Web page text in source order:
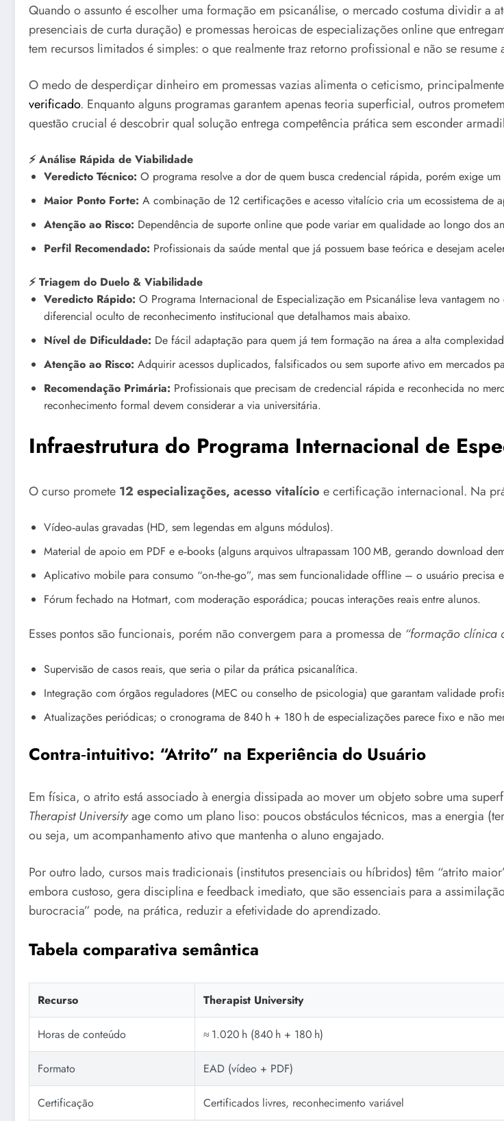
Quando o assunto é escolher uma formação em psicanálise, o mercado costuma dividir
presenciais de curta duração) e promessas heroicas de especializações online que
tem recursos limitados é simples: o que realmente traz retorno profissional e não se
O medo de desperdiçar dinheiro em promessas vazias alimenta o ceticismo,
verificado. Enquanto alguns programas garantem apenas teoria superficial, outros
questão crucial é descobrir qual solução entrega competência prática sem esconder
⚡ Análise Rápida de Viabilidade
Veredicto Técnico: O programa resolve a dor de quem busca credencial rápida, porém exige
Maior Ponto Forte: A combinação de 12 certificações e acesso vitalício cria um ecossistema de
Atenção ao Risco: Dependência de suporte online que pode variar em qualidade ao longo dos
Perfil Recomendado: Profissionais da saúde mental que já possuem base teórica e desejam
⚡ Triagem do Duelo & Viabilidade
Veredicto Rápido: O Programa Internacional de Especialização em Psicanálise leva vantagem
diferencial oculto de reconhecimento institucional que detalhamos mais abaixo.
Nível de Dificuldade: De fácil adaptação para quem já tem formação na área a alta
Atenção ao Risco: Adquirir acessos duplicados, falsificados ou sem suporte ativo em mercados
Recomendação Primária: Profissionais que precisam de credencial rápida e reconhecida no
reconhecimento formal devem considerar a via universitária.
Infraestrutura do Programa Internacional de
O curso promete 12 especializações, acesso vitalício e certificação internacional. Na
Vídeo‑aulas gravadas (HD, sem legendas em alguns módulos).
Material de apoio em PDF e e‑books (alguns arquivos ultrapassam 100 MB, gerando download
Aplicativo mobile para consumo “on‑the‑go”, mas sem funcionalidade offline – o usuário precisa
Fórum fechado na Hotmart, com moderação esporádica; poucas interações reais entre alunos.
Esses pontos são funcionais, porém não convergem para a promessa de “formação clínica
Supervisão de casos reais, que seria o pilar da prática psicanalítica.
Integração com órgãos reguladores (MEC ou conselho de psicologia) que garantam validade
Atualizações periódicas; o cronograma de 840 h + 180 h de especializações parece fixo e não
Contra‑intuitivo: “Atrito” na Experiência do Usuário
Em física, o atrito está associado à energia dissipada ao mover um objeto sobre uma
Therapist Universityage como um plano liso: poucos obstáculos técnicos, mas a energia
ou seja, um acompanhamento ativo que mantenha o aluno engajado.
Por outro lado, cursos mais tradicionais (institutos presenciais ou híbridos) têm “atrito
embora custoso, gera disciplina e feedback imediato, que são essenciais para a
burocracia” pode, na prática, reduzir a efetividade do aprendizado.
Tabela comparativa semântica
Recurso Therapist University
Horas de conteúdo ≈ 1.020 h (840 h + 180 h)
Formato EAD (vídeo + PDF)
Certificação Certificados livres, reconhecimento variável